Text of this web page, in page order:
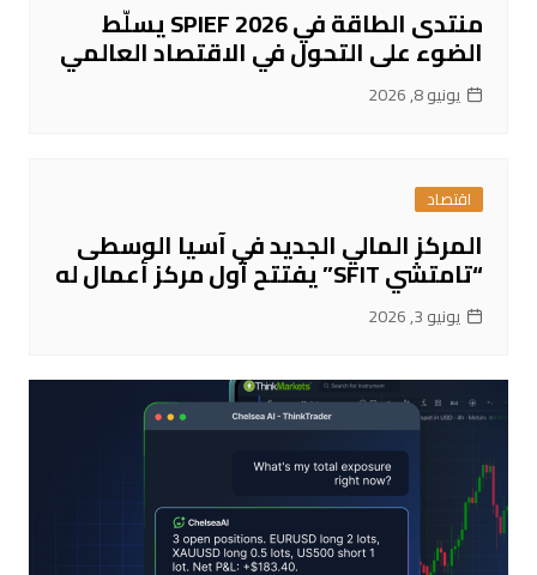
منتدى الطاقة في SPIEF 2026 يسلّط
الضوء على التحول في الاقتصاد العالمي
يونيو 8, 2026
اقتصاد
المركز المالي الجديد في آسيا الوسطى
“تامتشي SFIT” يفتتح أول مركز أعمال له
يونيو 3, 2026